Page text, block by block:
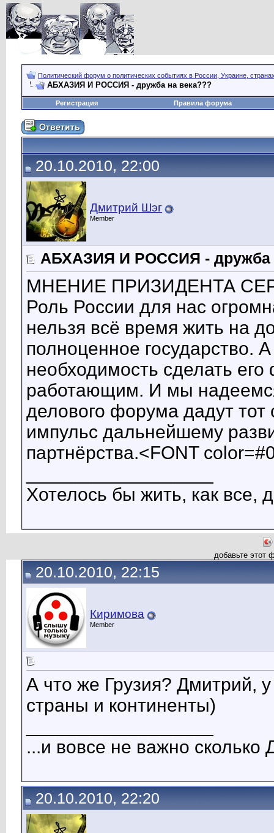
Политический форум о политических событиях в России, Украине,
АБХАЗИЯ И РОССИЯ - дружба на века???
Регистрация Правила форума
20.10.2010, 22:00
Дмитрий Шэг
Member
АБХАЗИЯ И РОССИЯ - дружба
МНЕНИЕ ПРИЗИДЕНТА
Роль России для нас
нельзя всё время жить на
полноценное государство.
необходимость сделать
работающим. И мы
делового форума дадут
импульс дальнейшему
партнёрства.<FONT
Хотелось бы жить, как все,
добавьте этот
20.10.2010, 22:15
Киримова
Member
А что же Грузия? Дмитрий,
страны и континенты)
...и вовсе не важно сколько
20.10.2010, 22:20